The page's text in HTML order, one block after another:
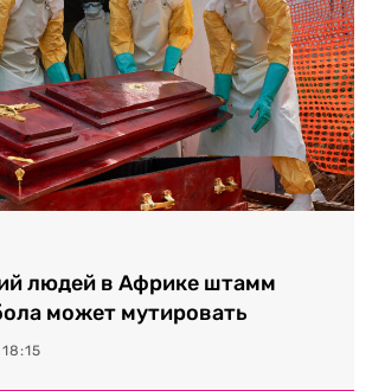
людей в Африке штамм
может мутировать